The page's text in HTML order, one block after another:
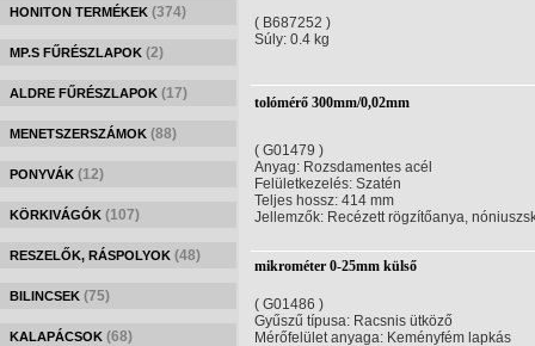
HONITON TERMÉKEK (374)
MP.S FŰRÉSZLAPOK (2)
ALDRE FŰRÉSZLAPOK (17)
MENETSZERSZÁMOK (88)
PONYVÁK (12)
KÖRKIVÁGÓK (107)
RESZELŐK, RÁSPOLYOK (48)
BILINCSEK (75)
KALAPÁCSOK (68)
( B687252 )
Súly: 0.4 kg
tolómérő 300mm/0,02mm
( G01479 )
Anyag: Rozsdamentes acél
Felületkezelés: Szatén
Teljes hossz: 414 mm
Jellemzők: Recézett rögzítőanya,
mikrométer 0-25mm külső
( G01486 )
Gyűszű típusa: Racsnis ütköző
Mérőfelület anyaga: Keményfém lapkás